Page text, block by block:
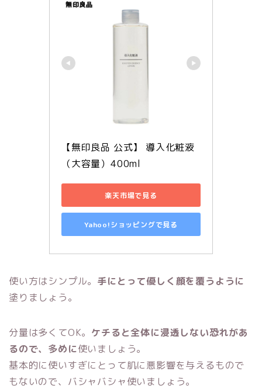
【無印良品 公式】 導入化粧液
（大容量）400ml
楽天市場で見る
Yahoo!ショッピングで見る
使い方はシンプル。 手にとって優しく顔を覆うように
塗りましょう。
分量は多くてOK。 ケチると全体に浸透しない恐れがあ
るので、多めに使いましょう。
基本的に使いすぎにとって肌に悪影響を与えるもので
もないので、バシャバシャ使いましょう。